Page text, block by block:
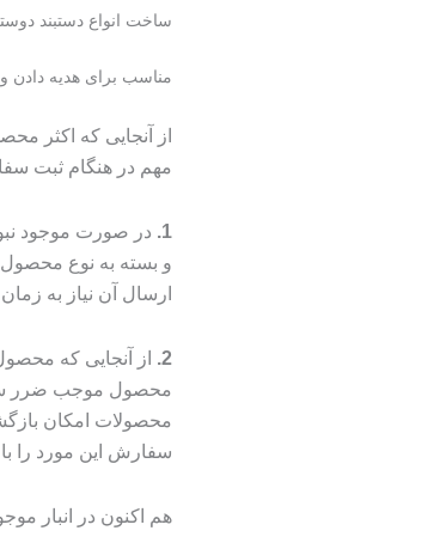
ساخت انواع دستبند
مناسب برای هدیه دادن
از آنجایی که اکثر
مهم در هنگام ثبت
1. در صورت موجود
و بسته به نوع
ارسال آن نیاز به
2.
از آنجایی که
محصول موجب ضرر
محصولات امکان
سفارش این مورد را
هم اکنون در انبار
دستبند